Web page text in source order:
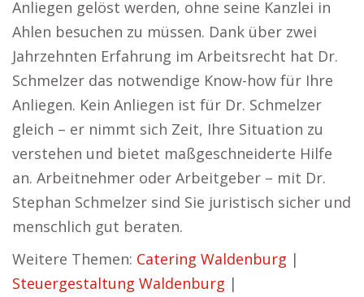
Anliegen gelöst werden, ohne seine Kanzlei in
Ahlen besuchen zu müssen. Dank über zwei
Jahrzehnten Erfahrung im Arbeitsrecht hat Dr.
Schmelzer das notwendige Know-how für Ihre
Anliegen. Kein Anliegen ist für Dr. Schmelzer
gleich – er nimmt sich Zeit, Ihre Situation zu
verstehen und bietet maßgeschneiderte Hilfe
an. Arbeitnehmer oder Arbeitgeber – mit Dr.
Stephan Schmelzer sind Sie juristisch sicher und
menschlich gut beraten.
Weitere Themen: Catering Waldenburg |
Steuergestaltung Waldenburg |